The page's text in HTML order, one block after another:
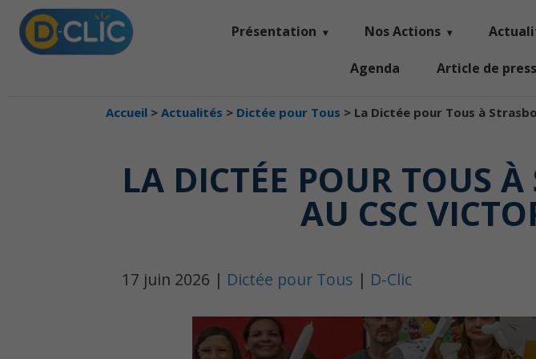
Présentation Nos Actions
Agenda Article de
Accueil > Actualités > Dictée pour Tous > La Dictée pour Tous à
LA DICTÉE POUR TOUS
AU CSC
17 juin 2026 | Dictée pour Tous | D-Clic